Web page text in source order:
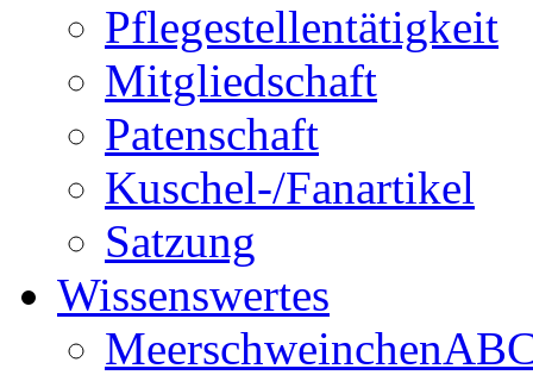
Pflegestellentätigkeit
Mitgliedschaft
Patenschaft
Kuschel-/Fanartikel
Satzung
Wissenswertes